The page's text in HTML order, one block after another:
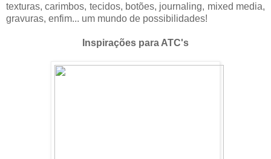
texturas, carimbos, tecidos, botões, journaling, mixed media,
gravuras, enfim... um mundo de possibilidades!
Inspirações para ATC's